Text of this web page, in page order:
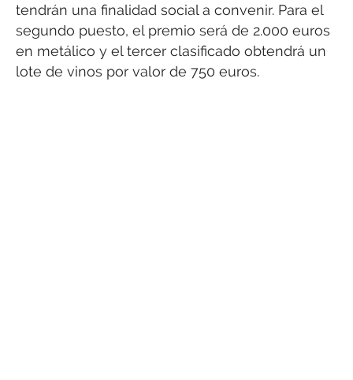
tendrán una finalidad social a convenir. Para el
segundo puesto, el premio será de 2.000 euros
en metálico y el tercer clasificado obtendrá un
lote de vinos por valor de 750 euros.